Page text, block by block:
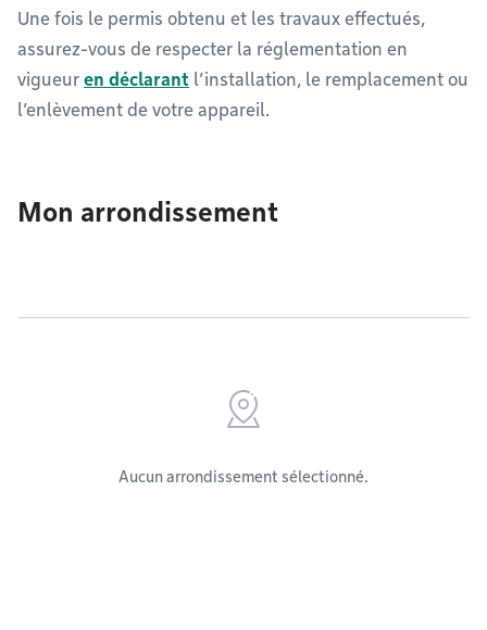
Une fois le permis obtenu et les travaux effectués,
assurez-vous de respecter la réglementation en
vigueur en déclarant l’installation, le remplacement ou
l’enlèvement de votre appareil.
Mon arrondissement
Aucun arrondissement sélectionné.